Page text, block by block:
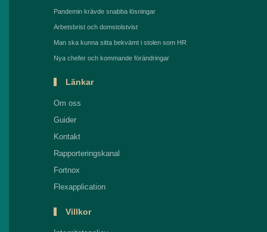
Pandemin krävde snabba lösningar
Arbetsbrist och domstolstvist
Man ska kunna sitta bekvämt i stolen som HR
Nya chefer och kommande förändringar
Länkar
Om oss
Guider
Kontakt
Rapporteringskanal
Fortnox
Flexapplication
Villkor